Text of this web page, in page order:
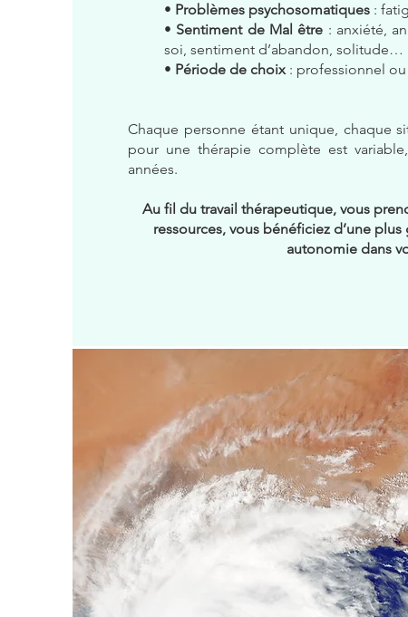
• Problèmes psychosomatiques:
• Sentiment de Mal être : anxiété,
soi, sentiment d’abandon, solitude…
• Période de choix : professionnel
Chaque personne étant unique, chaque
pour une thérapie complète est
années.
Au fil du travail thérapeutique, vous
ressources, vous bénéficiez d’une
autonomie dans